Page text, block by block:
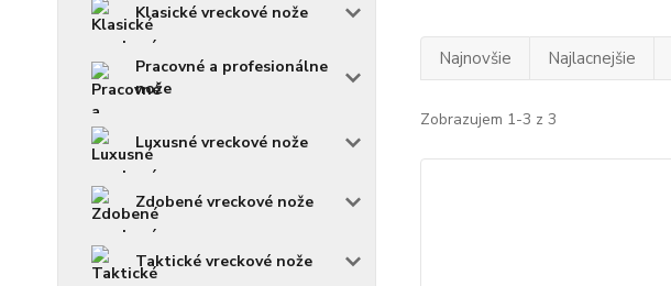
Klasické vreckové nože
Pracovné a profesionálne
nože
Luxusné vreckové nože
Zdobené vreckové nože
Taktické vreckové nože
Najnovšie Najlacnejšie
Zobrazujem 1-3 z 3